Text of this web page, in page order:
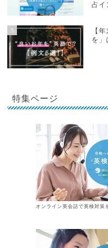
占イ
5
【
を」
特集ページ
オンライン英会話で英検対策